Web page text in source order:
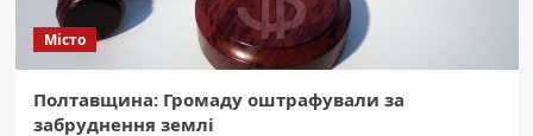
Місто
Полтавщина: Громаду оштрафували за
забруднення землі